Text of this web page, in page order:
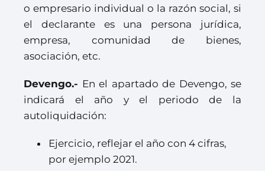
o empresario individual o la razón social, si
el declarante es una persona jurídica,
empresa, comunidad de bienes,
asociación, etc.
Devengo.- En el apartado de Devengo, se
indicará el año y el periodo de la
autoliquidación:
Ejercicio, reflejar el año con 4 cifras,
por ejemplo 2021.